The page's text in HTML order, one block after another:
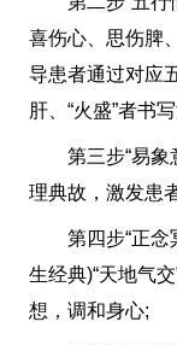
喜伤心、思伤脾
导患者通过对应
肝、“火盛”者书
第三步“易象意
理典故，激发患
第四步“正念冥
生经典)“天地气
想，调和身心;